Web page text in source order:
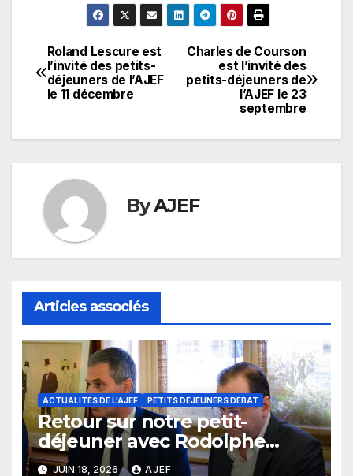
Navigation
de
Charles de Courson
est l’invité des
petits-déjeuners de
l’AJEF le 23
septembre
Roland Lescure est
l’invité des petits-
déjeuners de l’AJEF
le 11 décembre
ByAJEF
Articles associés
ACTUALITÉS DE L'AJEF PETITS DÉJEUNERS DÉBAT
Retour sur notre petit-
déjeuner avec Rodolphe
Saadé
JUIN 18, 2026 AJEF